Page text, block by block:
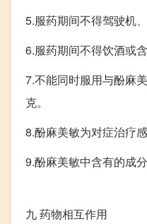
5.服药期间不得驾驶机
6.服药期间不得饮酒或
7.不能同时服用与酚麻
克。
8.酚麻美敏为对症治疗
9.酚麻美敏中含有的成
九药物相互作用